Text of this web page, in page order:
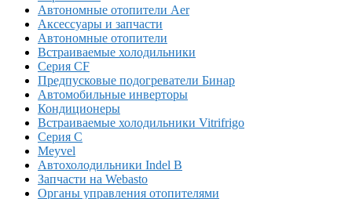
Автономные отопители Аer
Аксессуары и запчасти
Автономные отопители
Встраиваемые холодильники
Серия CF
Предпусковые подогреватели Бинар
Автомобильные инверторы
Кондиционеры
Встраиваемые холодильники Vitrifrigo
Серия C
Meyvel
Автохолодильники Indel B
Запчасти на Webasto
Органы управления отопителями